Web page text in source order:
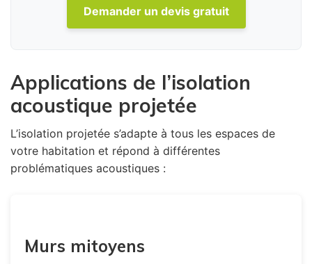
Demander un devis gratuit
Applications de l’isolation
acoustique projetée
L’isolation projetée s’adapte à tous les espaces de
votre habitation et répond à différentes
problématiques acoustiques :
Murs mitoyens